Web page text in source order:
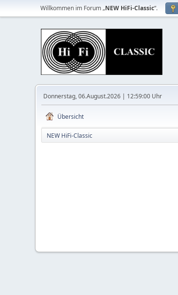
Willkommen im Forum „NEW HiFi-Classic“.
Donnerstag, 06.August.2026 | 12:59:00 Uhr
Übersicht
NEW HiFi-Classic